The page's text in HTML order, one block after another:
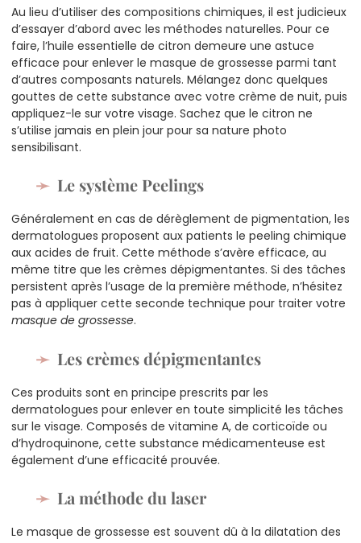
Au lieu d’utiliser des compositions chimiques, il est judicieux
d’essayer d’abord avec les méthodes naturelles. Pour ce
faire, l’huile essentielle de citron demeure une astuce
efficace pour enlever le masque de grossesse parmi tant
d’autres composants naturels. Mélangez donc quelques
gouttes de cette substance avec votre crème de nuit, puis
appliquez-le sur votre visage. Sachez que le citron ne
s’utilise jamais en plein jour pour sa nature photo
sensibilisant.
Le système Peelings
Généralement en cas de dérèglement de pigmentation, les
dermatologues proposent aux patients le peeling chimique
aux acides de fruit. Cette méthode s’avère efficace, au
même titre que les crèmes dépigmentantes. Si des tâches
persistent après l’usage de la première méthode, n’hésitez
pas à appliquer cette seconde technique pour traiter votre
masque de grossesse.
Les crèmes dépigmentantes
Ces produits sont en principe prescrits par les
dermatologues pour enlever en toute simplicité les tâches
sur le visage. Composés de vitamine A, de corticoïde ou
d’hydroquinone, cette substance médicamenteuse est
également d’une efficacité prouvée.
La méthode du laser
Le masque de grossesse est souvent dû à la dilatation des